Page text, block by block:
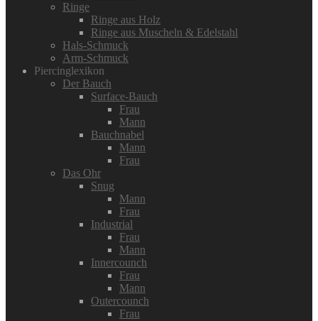
Ringe
Ringe aus Holz
Ringe aus Muscheln & Edelstahl
Hals-Schmuck
Arm-Schmuck
Piercinglexikon
Der Bauch
Surface-Bauch
Frau
Mann
Bauchnabel
Mann
Frau
Das Ohr
Snug
Mann
Frau
Industrial
Frau
Mann
Innercounch
Frau
Mann
Outercounch
Frau